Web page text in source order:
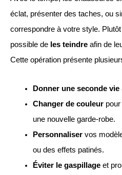
éclat, présenter des taches, ou
correspondre à votre style.
possible de les teindre afin de
Cette opération présente
Donner une seconde vie
Changer de couleurpour
une nouvelle garde-robe.
Personnaliservos
ou des effets patinés.
Éviter le gaspillageet